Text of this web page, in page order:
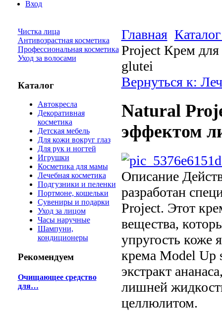
Вход
Чистка лица
Антивозрастная косметика
Профессиональная косметика
Уход за волосами
Каталог
Автокресла
Декоративная
косметика
Детская мебель
Для кожи вокруг глаз
Для рук и ногтей
Игрушки
Косметика для мамы
Лечебная косметика
Подгузники и пеленки
Портмоне, кошельки
Сувениры и подарки
Уход за лицом
Часы наручные
Шампуни,
кондиционеры
Рекомендуем
Очищающее средство
для…
Главная
Project Крем для
glutei
Вернуться к:
Natural
эффектом
Описание
разработан
Project. Этот
вещества,
упругость коже
крема Model Up
экстракт
лишней
целлюлитом.